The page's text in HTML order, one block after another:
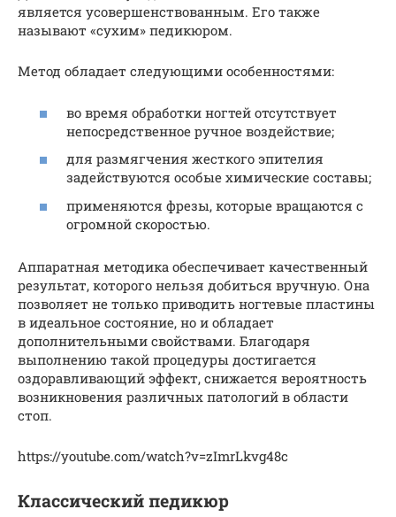
является усовершенствованным. Его также
называют «сухим» педикюром.
Метод обладает следующими особенностями:
во время обработки ногтей отсутствует
непосредственное ручное воздействие;
для размягчения жесткого эпителия
задействуются особые химические составы;
применяются фрезы, которые вращаются с
огромной скоростью.
Аппаратная методика обеспечивает качественный
результат, которого нельзя добиться вручную. Она
позволяет не только приводить ногтевые пластины
в идеальное состояние, но и обладает
дополнительными свойствами. Благодаря
выполнению такой процедуры достигается
оздоравливающий эффект, снижается вероятность
возникновения различных патологий в области
стоп.
https://youtube.com/watch?v=zImrLkvg48c
Классический педикюр